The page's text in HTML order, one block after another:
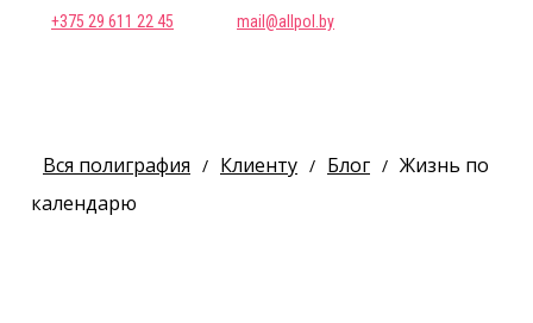
+375 29 611 22 45 mail@allpol.by
Вся полиграфия / Клиенту / Блог / Жизнь по
календарю